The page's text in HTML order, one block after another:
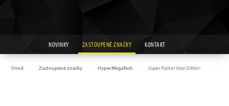
NOVINKY ZASTOUPENÉ ZNAČKY KONTAKT
Úvod Zastoupené značky HyperMegaTech Super Pocket Atari Edition